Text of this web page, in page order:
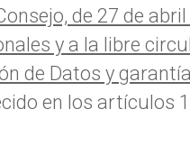
de 27 de
y a la libre
de Datos y
en los artículos